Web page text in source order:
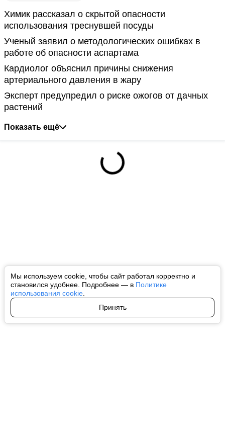
Мы используем cookie, чтобы сайт работал корректно и
становился удобнее. Подробнее — в Политике
использования cookie
Принять
Химик рассказал о скрытой опасности
использования треснувшей посуды
Ученый заявил о методологических ошибках в
работе об опасности аспартама
Кардиолог объяснил причины снижения
артериального давления в жару
Эксперт предупредил о риске ожогов от дачных
растений
Показать ещё